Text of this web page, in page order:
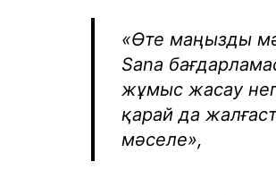
«Өте маңызды
Sana
жұмыс жасау
қарай да
мәселе»,